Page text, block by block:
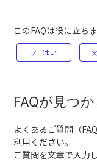
このFAQは役に立ち
FAQが見つ
よくあるご質問（
利用ください。
ご質問を文章で入力